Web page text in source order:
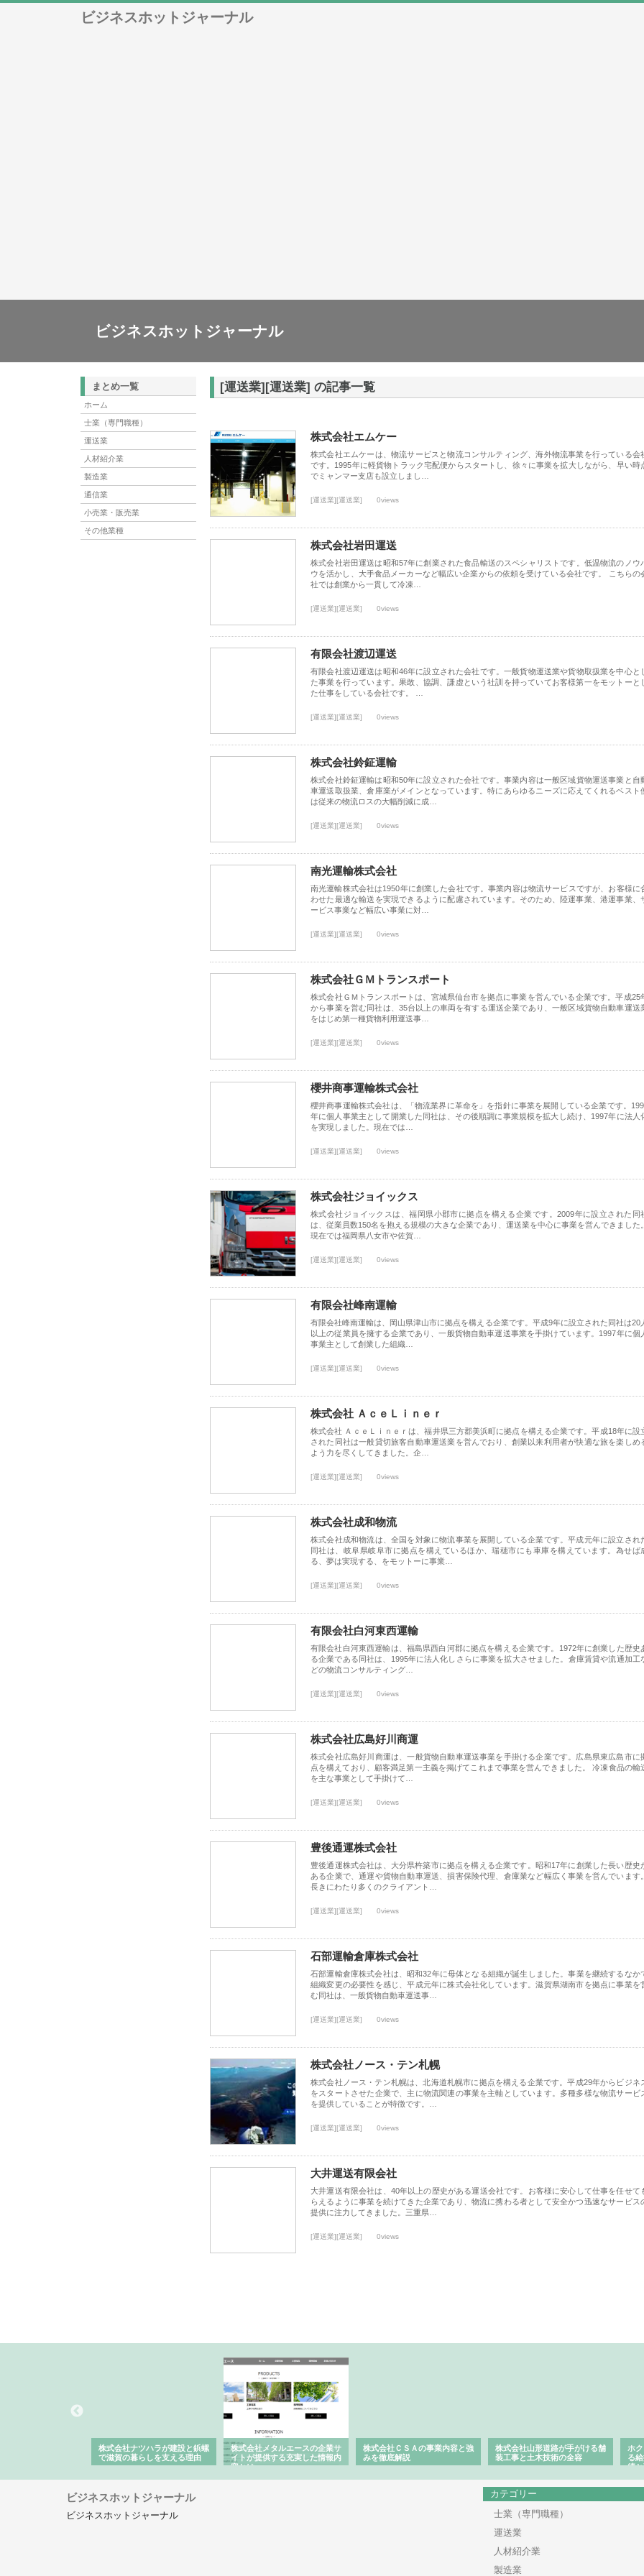
ビジネスホットジャーナル
ビジネスホットジャーナル
まとめ一覧
ホーム
士業（専門職種）
運送業
人材紹介業
製造業
通信業
小売業・販売業
その他業種
[運送業][運送業] の記事一覧
株式会社エムケー
株式会社エムケーは、物流サービスと物流コンサルティング、海外物流事業を行っている会
です。1995年に軽貨物トラック宅配便からスタートし、徐々に事業を拡大しながら、早い時
でミャンマー支店も設立しまし…
[運送業][運送業] 0views
株式会社岩田運送
株式会社岩田運送は昭和57年に創業された食品輸送のスペシャリストです。低温物流のノウ
ウを活かし、大手食品メーカーなど幅広い企業からの依頼を受けている会社です。 こちらの
社では創業から一貫して冷凍…
[運送業][運送業] 0views
有限会社渡辺運送
有限会社渡辺運送は昭和46年に設立された会社です。一般貨物運送業や貨物取扱業を中心と
た事業を行っています。果敢、協調、謙虚という社訓を持っていてお客様第一をモットーと
た仕事をしている会社です。 …
[運送業][運送業] 0views
株式会社鈴鉦運輸
株式会社鈴鉦運輸は昭和50年に設立された会社です。事業内容は一般区域貨物運送事業と自
車運送取扱業、倉庫業がメインとなっています。特にあらゆるニーズに応えてくれるベスト
は従来の物流ロスの大幅削減に成…
[運送業][運送業] 0views
南光運輸株式会社
南光運輸株式会社は1950年に創業した会社です。事業内容は物流サービスですが、お客様に
わせた最適な輸送を実現できるように配慮されています。そのため、陸運事業、港運事業、
ービス事業など幅広い事業に対…
[運送業][運送業] 0views
株式会社ＧＭトランスポート
株式会社ＧＭトランスポートは、宮城県仙台市を拠点に事業を営んでいる企業です。平成25
から事業を営む同社は、35台以上の車両を有する運送企業であり、一般区域貨物自動車運送
をはじめ第一種貨物利用運送事…
[運送業][運送業] 0views
櫻井商事運輸株式会社
櫻井商事運輸株式会社は、「物流業界に革命を」を指針に事業を展開している企業です。
年に個人事業主として開業した同社は、その後順調に事業規模を拡大し続け、1997年に法人
を実現しました。現在では…
[運送業][運送業] 0views
株式会社ジョイックス
株式会社ジョイックスは、福岡県小郡市に拠点を構える企業です。2009年に設立された同
は、従業員数150名を抱える規模の大きな企業であり、運送業を中心に事業を営んできました。
現在では福岡県八女市や佐賀…
[運送業][運送業] 0views
有限会社峰南運輸
有限会社峰南運輸は、岡山県津山市に拠点を構える企業です。平成9年に設立された同社は20
以上の従業員を擁する企業であり、一般貨物自動車運送事業を手掛けています。1997年に個
事業主として創業した組織…
[運送業][運送業] 0views
株式会社 ＡｃｅＬｉｎｅｒ
株式会社 ＡｃｅＬｉｎｅｒは、福井県三方郡美浜町に拠点を構える企業です。平成18年に設
された同社は一般貸切旅客自動車運送業を営んでおり、創業以来利用者が快適な旅を楽しめ
よう力を尽くしてきました。企…
[運送業][運送業] 0views
株式会社成和物流
株式会社成和物流は、全国を対象に物流事業を展開している企業です。平成元年に設立され
同社は、岐阜県岐阜市に拠点を構えているほか、瑞穂市にも車庫を構えています。為せば
る、夢は実現する、をモットーに事業…
[運送業][運送業] 0views
有限会社白河東西運輸
有限会社白河東西運輸は、福島県西白河郡に拠点を構える企業です。1972年に創業した歴史
る企業である同社は、1995年に法人化しさらに事業を拡大させました。倉庫賃貸や流通加工
どの物流コンサルティング…
[運送業][運送業] 0views
株式会社広島好川商運
株式会社広島好川商運は、一般貨物自動車運送事業を手掛ける企業です。広島県東広島市に
点を構えており、顧客満足第一主義を掲げてこれまで事業を営んできました。 冷凍食品の輸
を主な事業として手掛けて…
[運送業][運送業] 0views
豊後通運株式会社
豊後通運株式会社は、大分県杵築市に拠点を構える企業です。昭和17年に創業した長い歴史
ある企業で、通運や貨物自動車運送、損害保険代理、倉庫業など幅広く事業を営んでいます。
長きにわたり多くのクライアント…
[運送業][運送業] 0views
石部運輸倉庫株式会社
石部運輸倉庫株式会社は、昭和32年に母体となる組織が誕生しました。事業を継続するなか
組織変更の必要性を感じ、平成元年に株式会社化しています。滋賀県湖南市を拠点に事業を
む同社は、一般貨物自動車運送事…
[運送業][運送業] 0views
株式会社ノース・テン札幌
株式会社ノース・テン札幌は、北海道札幌市に拠点を構える企業です。平成29年からビジネ
をスタートさせた企業で、主に物流関連の事業を主軸としています。多種多様な物流サービ
を提供していることが特徴です。…
[運送業][運送業] 0views
大井運送有限会社
大井運送有限会社は、40年以上の歴史がある運送会社です。お客様に安心して仕事を任せて
らえるように事業を続けてきた企業であり、物流に携わる者として安全かつ迅速なサービス
提供に注力してきました。三重県…
[運送業][運送業] 0views
株式会社ナツハラが建設と鋲螺
で滋賀の暮らしを支える理由
株式会社メタルエースの企業サ
イトが提供する充実した情報内
容とは
株式会社ＣＳＡの事業内容と強
みを徹底解説
株式会社山形道路が手がける舗
装工事と土木技術の全容
ホ
る
績
ビジネスホットジャーナル
ビジネスホットジャーナル
カテゴリー
士業（専門職種）
運送業
人材紹介業
製造業